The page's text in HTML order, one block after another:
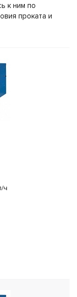
к ним по
проката и
ч